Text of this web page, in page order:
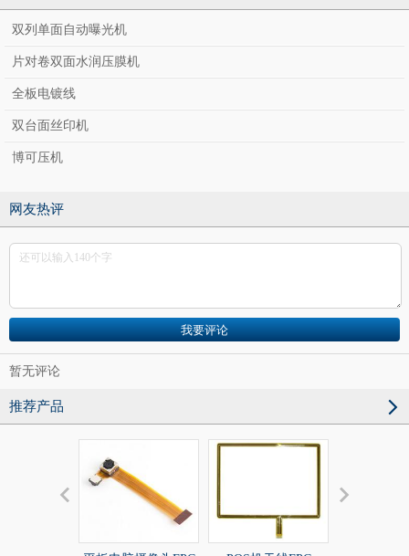
双列单面自动曝光机
片对卷双面水润压膜机
全板电镀线
双台面丝印机
博可压机
网友热评
暂无评论
推荐产品